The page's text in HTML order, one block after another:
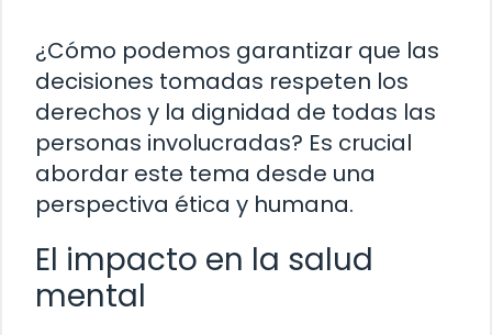
¿Cómo podemos garantizar que las
decisiones tomadas respeten los
derechos y la dignidad de todas las
personas involucradas? Es crucial
abordar este tema desde una
perspectiva ética y humana.
El impacto en la salud
mental